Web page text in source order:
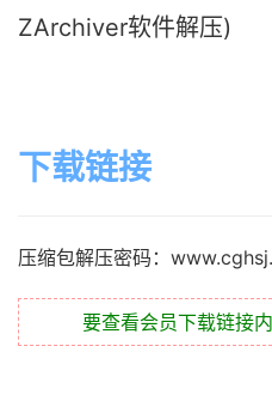
ZArchiver软件解压)
下载链接
压缩包解压密码：
要查看会员下载链接